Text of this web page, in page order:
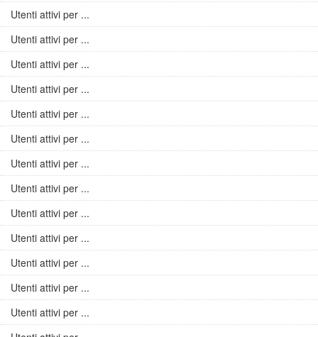
Utenti attivi per ...
Utenti attivi per ...
Utenti attivi per ...
Utenti attivi per ...
Utenti attivi per ...
Utenti attivi per ...
Utenti attivi per ...
Utenti attivi per ...
Utenti attivi per ...
Utenti attivi per ...
Utenti attivi per ...
Utenti attivi per ...
Utenti attivi per ...